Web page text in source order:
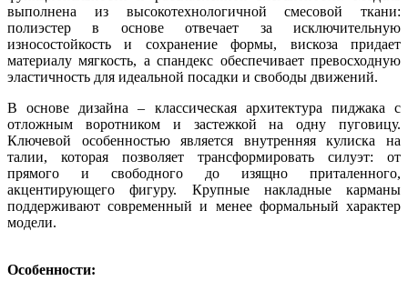
выполнена из высокотехнологичной смесовой ткани:
полиэстер в основе отвечает за исключительную
износостойкость и сохранение формы, вискоза придает
материалу мягкость, а спандекс обеспечивает превосходную
эластичность для идеальной посадки и свободы движений.
В основе дизайна – классическая архитектура пиджака с
отложным воротником и застежкой на одну пуговицу.
Ключевой особенностью является внутренняя кулиска на
талии, которая позволяет трансформировать силуэт: от
прямого и свободного до изящно приталенного,
акцентирующего фигуру. Крупные накладные карманы
поддерживают современный и менее формальный характер
модели.
Особенности: